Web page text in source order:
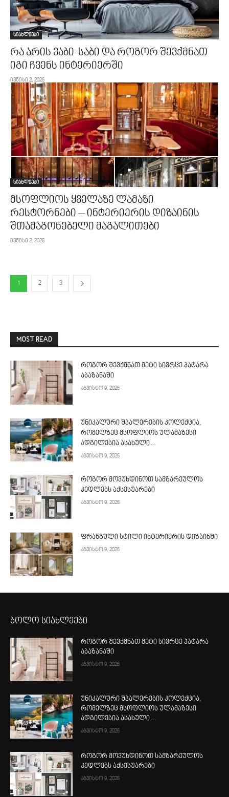
სიახლეები
რა არის ვაბი-საბი და როგორ შევქმნათ
იგი ჩვენს ინტერიერში
ივნისი 2, 2026
სიახლეები
მსოფლიოს ყველაზე ლამაზი
რესტორნები – ინტერიერის დიზაინის
შთამაგონებელი მაგალითები
ივნისი 2, 2026
1 2 3
MOST READ
როგორ შევქმნათ მეტი სივრცე პატარა
აბაზანაში
აგვისტო 9, 2026
უნიკალური შპალერების კოლექცია,
რომელზეც მსოფლიოს ულამაზესი
ადგილებია ასახული…
აგვისტო 9, 2026
როგორ მოვუხდინოთ სამზარეულოს
კედლებს აქსესუარები
აგვისტო 9, 2026
ფრანგული სტილი ინტერიერის დიზაინში
აგვისტო 9, 2026
ბოლო სიახლეები
როგორ შევქმნათ მეტი სივრცე პატარა
აბაზანაში
აგვისტო 9, 2026
უნიკალური შპალერების კოლექცია,
რომელზეც მსოფლიოს ულამაზესი
ადგილებია ასახული…
აგვისტო 9, 2026
როგორ მოვუხდინოთ სამზარეულოს
კედლებს აქსესუარები
აგვისტო 9, 2026